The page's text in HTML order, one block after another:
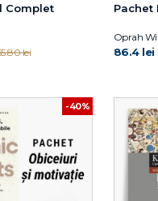
Complet
lei
Pachet
86.4 lei
-40%